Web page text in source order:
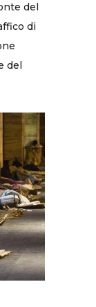
del
di
del